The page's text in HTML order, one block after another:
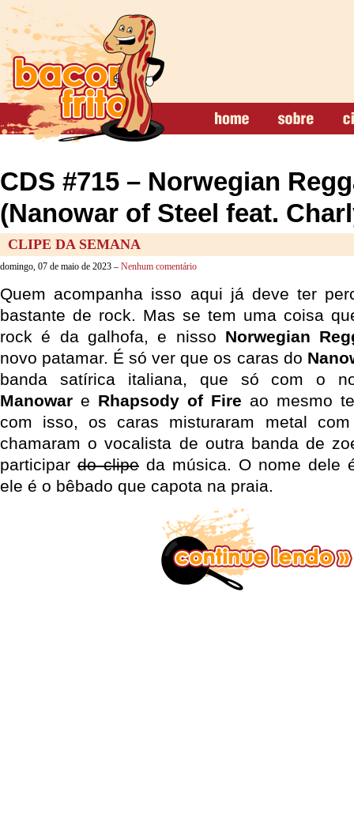
CDS #715 – Norwegian
(Nanowar of Steel feat.
CLIPE DA SEMANA
domingo, 07 de maio de 2023 – Nenhum comentário
Quem acompanha isso aqui já deve ter
bastante de rock. Mas se tem uma coisa
rock é da galhofa, e nisso Norwegian
novo patamar. É só ver que os caras do
banda satírica italiana, que só com o
Manowar e Rhapsody of Fire ao mesmo
com isso, os caras misturaram metal
chamaram o vocalista de outra banda de
participar do clipe da música. O nome dele
ele é o bêbado que capota na praia.